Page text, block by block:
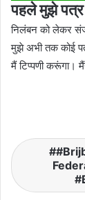
पहले मुझे
निलंबन को लेकर
मुझे अभी तक कोई
मैं टिप्पणी करूंगा।